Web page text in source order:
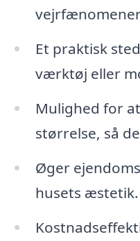
Et praktisk
værktøj eller
Mulighed for
størrelse, så
Øger
husets æstetik.